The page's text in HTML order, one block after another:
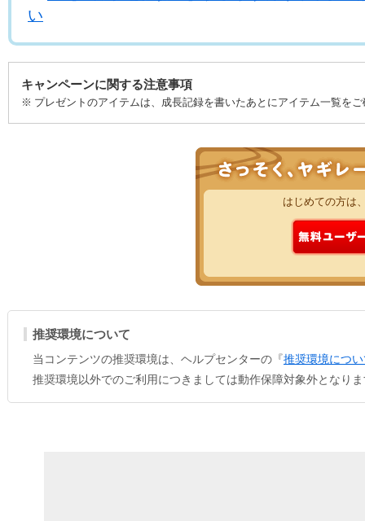
い
キャンペーンに関する注意事項
※ プレゼントのアイテムは、成長記録を書いたあとにアイテム一覧を
はじめての方は
推奨環境について
当コンテンツの推奨環境は、ヘルプセンターの『推奨環境につ
推奨環境以外でのご利用につきましては動作保障対象外となり